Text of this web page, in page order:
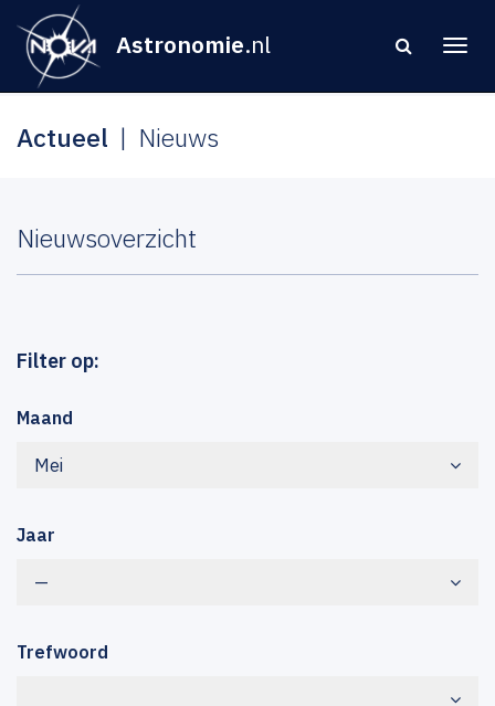
Astronomie.nl
Actueel Nieuws
Nieuwsoverzicht
Filter op:
Maand
Mei
Jaar
—
Trefwoord